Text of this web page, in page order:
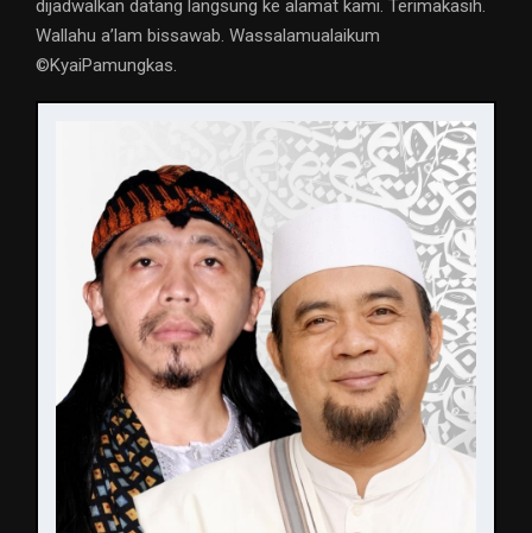
dijadwalkan datang langsung ke alamat kami. Terimakasih.
Wallahu a’lam bissawab. Wassalamualaikum
©️KyaiPamungkas.